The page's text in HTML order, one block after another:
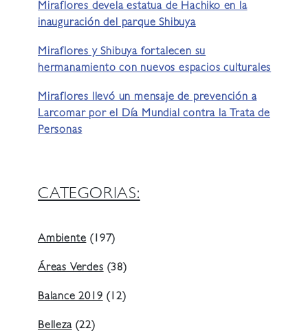
Miraflores devela estatua de Hachiko en la
inauguración del parque Shibuya
Miraflores y Shibuya fortalecen su
hermanamiento con nuevos espacios culturales
Miraflores llevó un mensaje de prevención a
Larcomar por el Día Mundial contra la Trata de
Personas
CATEGORIAS:
Ambiente(197)
Áreas Verdes(38)
Balance 2019(12)
Belleza(22)